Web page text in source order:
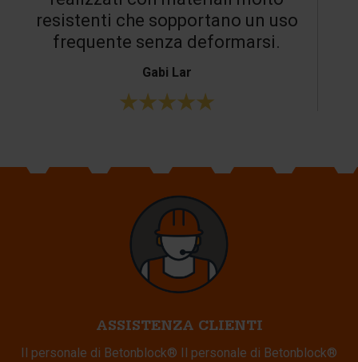
resistenti che sopportano un uso
frequente senza deformarsi.
Gabi Lar
ASSISTENZA CLIENTI
Il personale di Betonblock® Il personale di Betonblock®